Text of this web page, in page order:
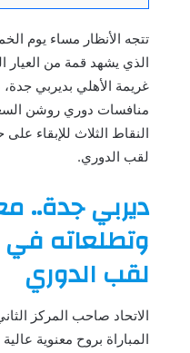
تتجه الأنظار مساء يوم
الذي يشهد قمة من العيار
غريمة الأهلي بديربي
منافسات دوري روشن
النقاط الثلاث للإبقاء
لقب الدوري.
ديربي جدة..
وتطلعاته
لقب الدوري
الاتحاد صاحب المركز
المباراة بروح معنوية